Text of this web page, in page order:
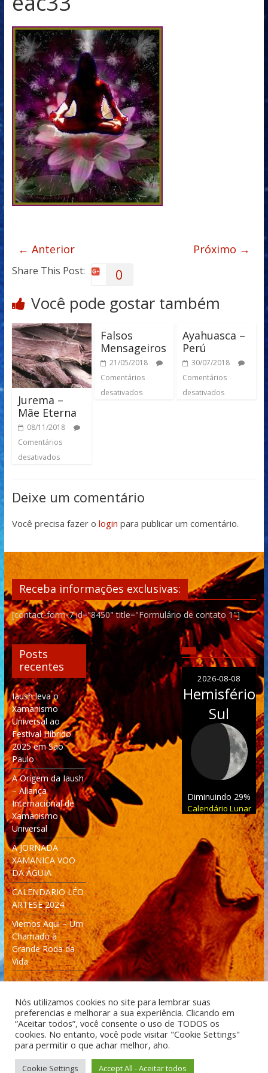
← Anterior Próximo →
Share This Post: 0
Você pode gostar também
Jurema –
Mãe Eterna
08/11/2018
Comentários
desativados
Falsos
Mensageiros
21/05/2018
Comentários
desativados
Ayahuasca –
Perú
30/07/2018
Comentários
desativados
Deixe um comentário
Você precisa fazer o login para publicar um comentário.
Receba informações exclusivas:
[contact-form-7 id="8450" title="Formulário de contato 1"]
Posts
recentes
Iaush leva o
Xamanismo
Universal ao
Festival Híbrido
2025 em São
Paulo
A Origem da Iaush
– Aliança
Internacional de
Xamanismo
Universal
A JORNADA
XAMANICA VOO
DA ÁGUIA
CALENDARIO LÉO
ARTESE 2024
Viemos Aqui – Um
Chamado à
Grande Roda da
Vida
2026-08-08
Hemisfério
Sul
Diminuindo 29%
Calendário Lunar
Desenvolvido: Moleculas4D - Engenharia Espacial e
Tecnologia [moleculas4d.com.br]
Nós utilizamos cookies no site para lembrar suas
preferencias e melhorar a sua experiência. Clicando em
“Aceitar todos”, você consente o uso de TODOS os
cookies. No entanto, você pode visitar "Cookie Settings"
para permitir o que achar melhor, aho.
Cookie Settings Accept All - Aceitar todos